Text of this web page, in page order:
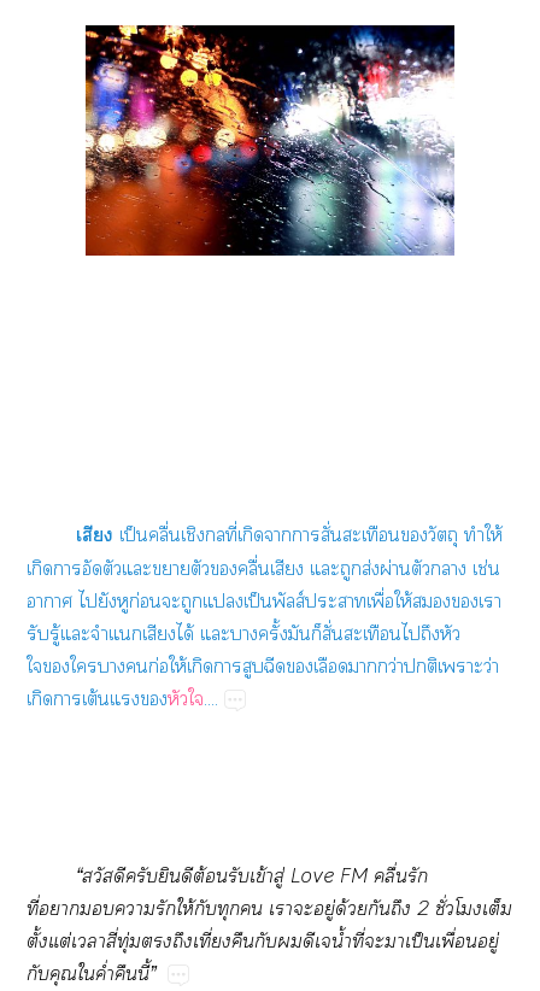
เสียง เป็นคลื่นเชิงที่เกิดาาสั่นสะเทือนวัตถุ ทำให้
เกิดาอัดตัวแะาตัวคลื่นเสียง แะถูกส่งผ่านตัวา เช่น
าา ไยังหูก่อนะถูกแเป็นพัลส์ะาเพื่อให้เา
รับรู้แะจำแนกเสียงได้ แะาครั้งมันก็สั่นสะเทือนไถึงหัว
ใใาก่อให้เกิดาสูบฉีดเลือดากว่าติเาะว่า
เกิดการเต้นแหัวใ....
“สวัสดีครับยินดีต้อนรับเข้าสู่ Love FM คลื่นรัก
ที่าารักให้กับทุก เาะอยู่ด้วยกันถึง 2 ชั่วโมงเต็ม
ตั้งแต่เาสี่ทุ่มถึงเที่ยงคืนกับดีเจน้ำที่ะาเป็นเพื่อนอยู่
กับคุณใค่ำคืนนี้”